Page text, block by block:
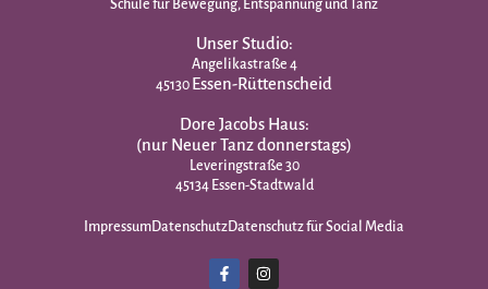
Schule für Bewegung, Entspannung und Tanz
Unser Studio:
Angelikastraße 4
45130 Essen-Rüttenscheid
Dore Jacobs Haus:
(nur Neuer Tanz donnerstags)
Leveringstraße 30
45134 Essen-Stadtwald
ImpressumDatenschutzDatenschutz für Social Media